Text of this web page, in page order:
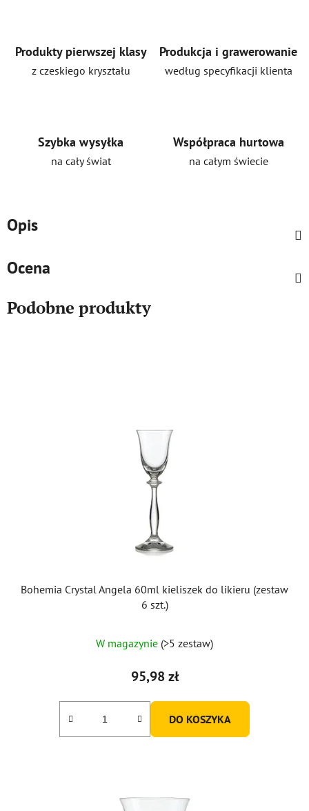
Produkty pierwszej klasy
z czeskiego kryształu
Produkcja i grawerowanie
według specyfikacji klienta
Szybka wysyłka
na cały świat
Współpraca hurtowa
na całym świecie
Opis
Ocena
Podobne produkty
Bohemia Crystal Angela 60ml kieliszek do likieru (zestaw
6 szt.)
W magazynie (>5 zestaw)
95,98 zł
DO KOSZYKA